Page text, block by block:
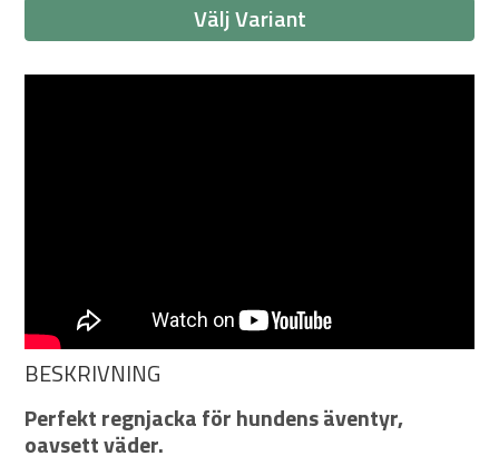
Välj Variant
BESKRIVNING
Perfekt regnjacka för hundens äventyr,
oavsett väder.